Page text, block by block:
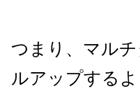
つまり、マル
ルアップする